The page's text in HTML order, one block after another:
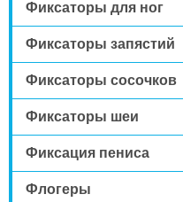
Фиксаторы для ног
Фиксаторы запястий
Фиксаторы сосочков
Фиксаторы шеи
Фиксация пениса
Флогеры